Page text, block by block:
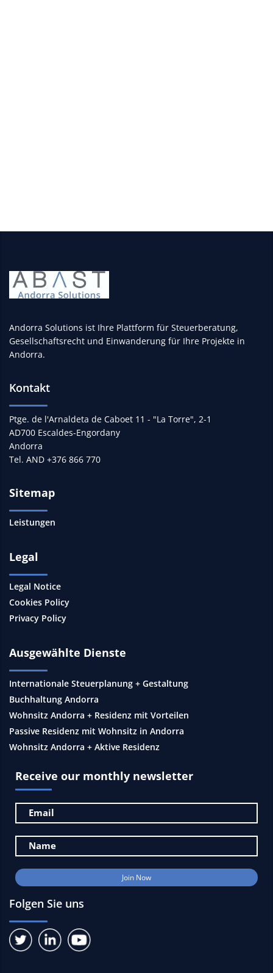
Andorra Solutions ist Ihre Plattform für Steuerberatung,
Gesellschaftsrecht und Einwanderung für Ihre Projekte in
Andorra.
Kontakt
Ptge. de l'Arnaldeta de Caboet 11 - "La Torre", 2-1
AD700 Escaldes-Engordany
Andorra
Tel. AND +376 866 770
Sitemap
Leistungen
Legal
Legal Notice
Cookies Policy
Privacy Policy
Ausgewählte Dienste
Internationale Steuerplanung + Gestaltung
Buchhaltung Andorra
Wohnsitz Andorra + Residenz mit Vorteilen
Passive Residenz mit Wohnsitz in Andorra
Wohnsitz Andorra + Aktive Residenz
Receive our monthly newsletter
Folgen Sie uns